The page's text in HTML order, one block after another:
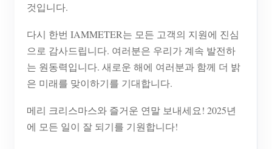
것입니다.
다시 한번 IAMMETER는 모든 고객의 지원에 진심
으로 감사드립니다. 여러분은 우리가 계속 발전하
는 원동력입니다. 새로운 해에 여러분과 함께 더 밝
은 미래를 맞이하기를 기대합니다.
메리 크리스마스와 즐거운 연말 보내세요! 2025년
에 모든 일이 잘 되기를 기원합니다!